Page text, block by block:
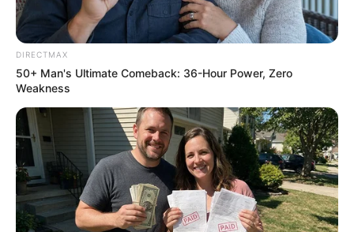
Why this ordinary drink is the secret to feeling your
best every day
CTA LOVE
DIRECTMAX
50+ Man's Ultimate Comeback: 36-Hour Power, Zero
Weakness